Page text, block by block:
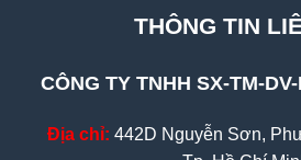
THÔNG TIN
CÔNG TY TNHH SX-TM-
Địa chỉ: 442D Nguyễn Sơn,